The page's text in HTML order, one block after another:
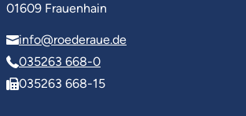
01609 Frauenhain
info@roederaue.de
035263 668-0
035263 668-15